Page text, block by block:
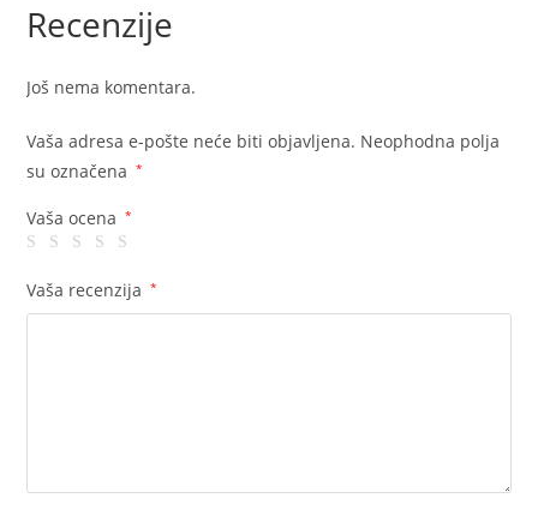
Recenzije
Još nema komentara.
Vaša adresa e-pošte neće biti objavljena. Neophodna polja
su označena
*
Vaša ocena *
Vaša recenzija *